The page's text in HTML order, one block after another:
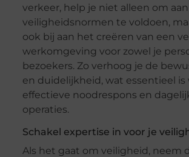
verkeer, help je niet alleen om
veiligheidsnormen te voldoen,
ook bij aan het creëren van een
werkomgeving voor zowel je
bezoekers. Zo verhoog je de
en duidelijkheid, wat essentieel is
effectieve noodrespons en
operaties.
Schakel expertise in voor je
Als het gaat om veiligheid, neem